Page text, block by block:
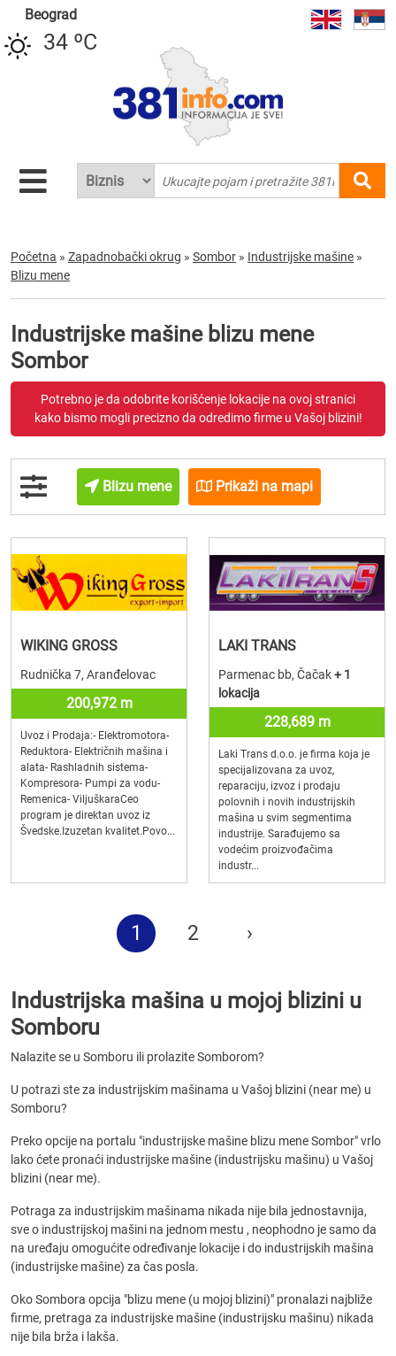
Beograd
34 ºC
Početna » Zapadnobački okrug » Sombor » Industrijske mašine »
Blizu mene
Industrijske mašine blizu mene
Sombor
Potrebno je da odobrite korišćenje lokacije na ovoj stranici
kako bismo mogli precizno da odredimo firme u Vašoj blizini!
Blizu mene Prikaži na mapi
WIKING GROSS
Rudnička 7, Aranđelovac
200,972 m
Uvoz i Prodaja:- Elektromotora-
Reduktora- Električnih mašina i
alata- Rashladnih sistema-
Kompresora- Pumpi za vodu-
Remenica- ViljuškaraCeo
program je direktan uvoz iz
Švedske.Izuzetan kvalitet.Povo...
LAKI TRANS
Parmenac bb, Čačak+ 1
lokacija
228,689 m
Laki Trans d.o.o. je firma koja je
specijalizovana za uvoz,
reparaciju, izvoz i prodaju
polovnih i novih industrijskih
mašina u svim segmentima
industrije. Sarađujemo sa
vodećim proizvođačima
industr...
1 2 ›
Industrijska mašina u mojoj blizini u
Somboru
Nalazite se u Somboru ili prolazite Somborom?
U potrazi ste za industrijskim mašinama u Vašoj blizini (near me) u
Somboru?
Preko opcije na portalu "industrijske mašine blizu mene Sombor" vrlo
lako ćete pronaći industrijske mašine (industrijsku mašinu) u Vašoj
blizini (near me).
Potraga za industrijskim mašinama nikada nije bila jednostavnija,
sve o industrijskoj mašini na jednom mestu , neophodno je samo da
na uređaju omogućite određivanje lokacije i do industrijskih mašina
(industrijske mašine) za čas posla.
Oko Sombora opcija "blizu mene (u mojoj blizini)" pronalazi najbliže
firme, pretraga za industrijske mašine (industrijsku mašinu) nikada
nije bila brža i lakša.